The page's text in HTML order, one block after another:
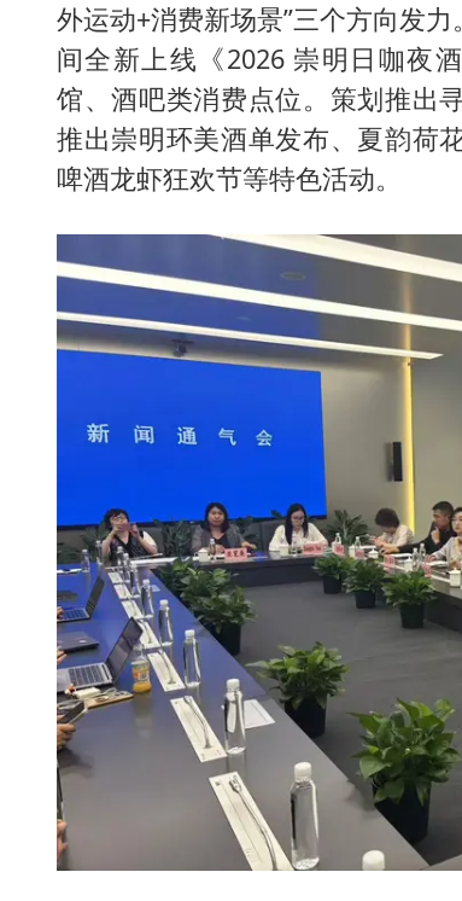
外运动+消费新场景”三个方向发
间全新上线《2026 崇明日咖夜
馆、酒吧类消费点位。策划推出
推出崇明环美酒单发布、夏韵荷
啤酒龙虾狂欢节等特色活动。